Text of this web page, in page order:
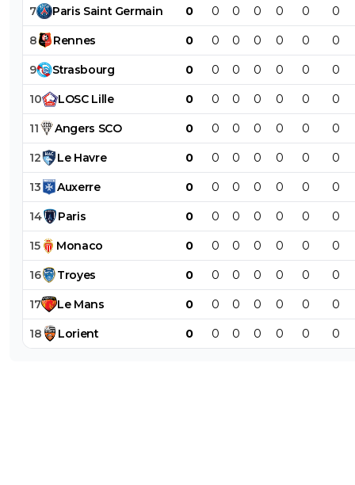
7 Paris Saint Germain 0 0 0 0 0 0 0
8 Rennes 0 0 0 0 0 0 0
9 Strasbourg 0 0 0 0 0 0 0
10 LOSC Lille 0 0 0 0 0 0 0
11 Angers SCO 0 0 0 0 0 0 0
12 Le Havre 0 0 0 0 0 0 0
13 Auxerre 0 0 0 0 0 0 0
14 Paris 0 0 0 0 0 0 0
15 Monaco 0 0 0 0 0 0 0
16 Troyes 0 0 0 0 0 0 0
17 Le Mans 0 0 0 0 0 0 0
18 Lorient 0 0 0 0 0 0 0